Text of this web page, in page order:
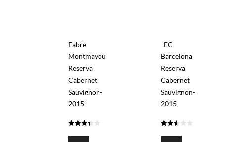
Fabre
Montmayou
Reserva
Cabernet
Sauvignon-
2015
FC
Barcelona
Reserva
Cabernet
Sauvignon-
2015